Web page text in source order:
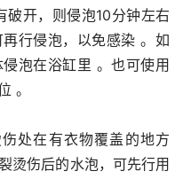
开，则侵泡10分钟左右
行侵泡，以免感染 。如
泡在浴缸里 。也可使用
。
处在有衣物覆盖的地方
烫伤后的水泡，可先行用